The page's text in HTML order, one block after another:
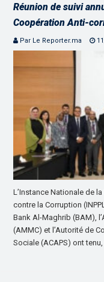
Réunion de suivi
Coopération Anti-
Par Le Reporter.ma
L’Instance Nationale de
contre la Corruption
Bank Al-Maghrib (BAM),
(AMMC) et l’Autorité de
Sociale (ACAPS) ont tenu,